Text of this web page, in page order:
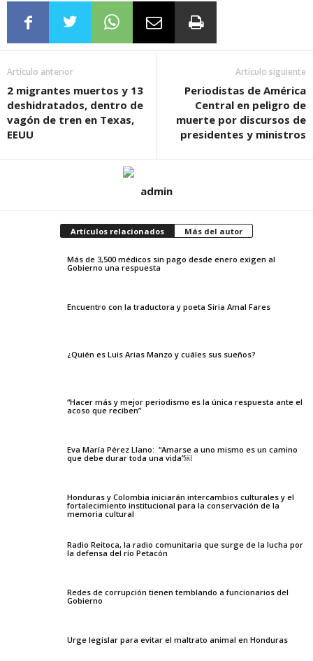
Artículo anterior
2 migrantes muertos y 13
deshidratados, dentro de
vagón de tren en Texas,
EEUU
Artículo siguiente
Periodistas de América
Central en peligro de
muerte por discursos de
presidentes y ministros
admin
Artículos relacionados Más del autor
Más de 3,500 médicos sin pago desde enero exigen al
Gobierno una respuesta
Encuentro con la traductora y poeta Siria Amal Fares
¿Quién es Luis Arias Manzo y cuáles sus sueños?
“Hacer más y mejor periodismo es la única respuesta ante el
acoso que reciben”
Eva María Pérez Llano: “Amarse a uno mismo es un camino
que debe durar toda una vida”￼
Honduras y Colombia iniciarán intercambios culturales y el
fortalecimiento institucional para la conservación de la
memoria cultural
Radio Reitoca, la radio comunitaria que surge de la lucha por
la defensa del río Petacón
Redes de corrupción tienen temblando a funcionarios del
Gobierno
Urge legislar para evitar el maltrato animal en Honduras